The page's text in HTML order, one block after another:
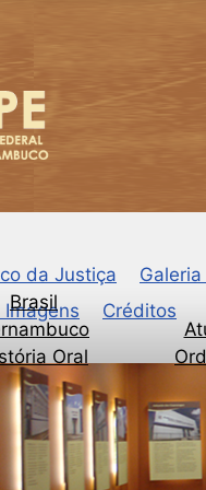
da Justiça
Brasil
Oral
Créditos